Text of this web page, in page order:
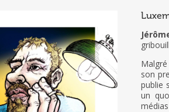
son
publie
un